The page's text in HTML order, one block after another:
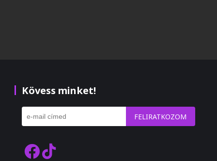
Kövess minket!
FELIRATKOZOM